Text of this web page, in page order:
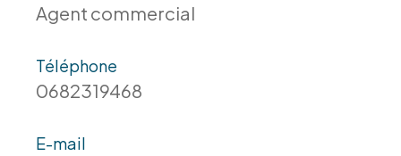
Agent commercial
Téléphone
0682319468
E-mail